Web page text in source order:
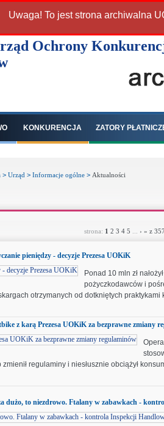
Uwaga! To jest strona archiwalna
KONKURENCJA ZATORY
> Urząd > Informacje ogólne> Aktualności
strona: 1 2 3 4 5 › » z 357
pieniędzy - decyzje Prezesa UOKiK
Ponad 10 mln zł
pożyczkodawców i
otrzymanych od dotkniętych praktykami
z karą Prezesa UOKiK za bezprawne zmiany
regulaminy i niesłusznie obciążył
dużo, to niezdrowo. Ftalany w zabawkach -